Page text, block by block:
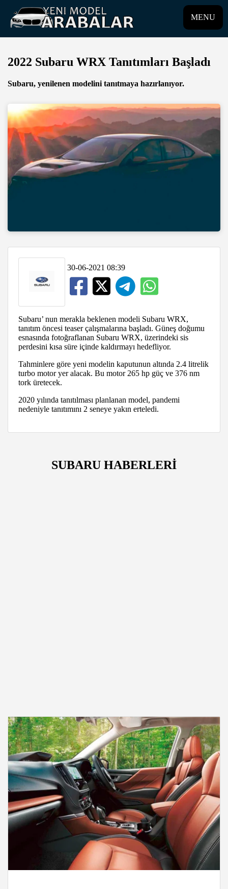
MENU
2022 Subaru WRX Tanıtımları Başladı
Subaru, yenilenen modelini tanıtmaya hazırlanıyor.
30-06-2021 08:39
Subaru’ nun merakla beklenen modeli Subaru WRX,
tanıtım öncesi teaser çalışmalarına başladı. Güneş doğumu
esnasında fotoğraflanan Subaru WRX, üzerindeki sis
perdesini kısa süre içinde kaldırmayı hedefliyor.
Tahminlere göre yeni modelin kaputunun altında 2.4 litrelik
turbo motor yer alacak. Bu motor 265 hp güç ve 376 nm
tork üretecek.
2020 yılında tanıtılması planlanan model, pandemi
nedeniyle tanıtımını 2 seneye yakın erteledi.
SUBARU HABERLERİ